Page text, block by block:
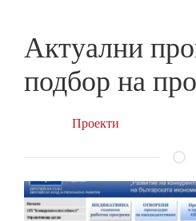
Актуални
подбор на
Проекти